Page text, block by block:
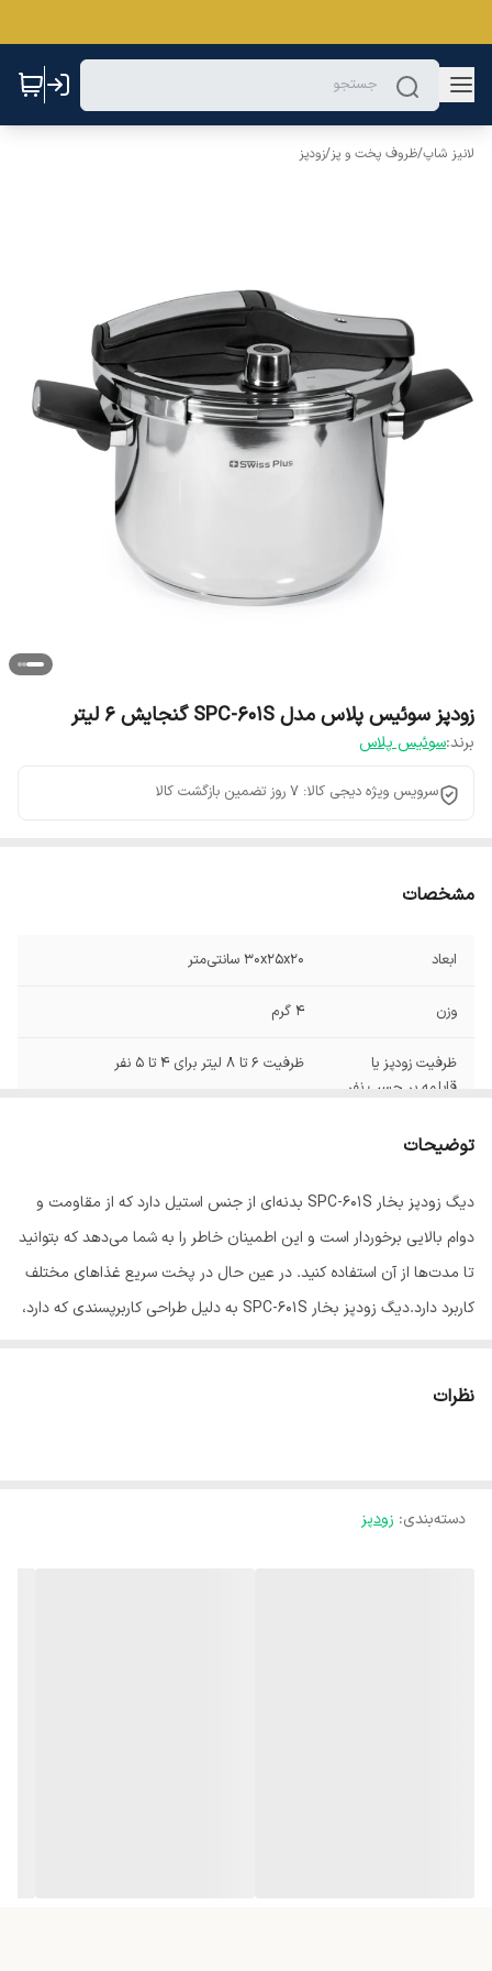
لانیز شاپ/ظروف پخت و پز/زودپز
زودپز سوئیس پلاس مدل SPC-601S گنجایش 6 لیتر
برند:سوئیس پلاس
سرویس ویژه دیجی کالا: 7 روز تضمین بازگشت کالا
مشخصات
ابعاد 30x25x20 سانتی‌متر
وزن 4 گرم
ظرفیت زودپز یا
قابلمه بر حسب نفر
ظرفیت 6 تا 8 لیتر برای 4 تا 5 نفر
گنجایش
جنس بدنه استیل
جنس در استیل
جنس دسته پلاستیک
رنگ
توضیحات
دیگ زودپز بخار SPC-601S بدنه‌ای از جنس استیل دارد که از مقاومت و
دوام بالایی برخوردار است و این اطمینان خاطر را به شما می‌دهد که بتوانید
تا مدت‌ها از آن استفاده کنید. در عین حال در پخت سریع غذاهای مختلف
کاربرد دارد.دیگ زودپز بخار SPC-601S به دلیل طراحی کاربرپسندی که دارد،
نظرات
دسته‌بندی: زودپز